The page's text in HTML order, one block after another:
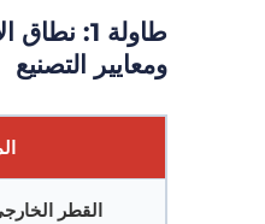
طاولة 1:
ومعايير التصنيع
القطر